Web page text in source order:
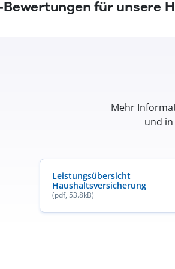
Bewertungen für unsere
Mehr
und
Leistungsübersicht
Haushaltsversicherung
(pdf, 53.8kB)